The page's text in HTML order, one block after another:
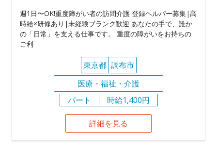
週1日〜OK!重度障がい者の訪問介護 登録ヘルパー募集|高
時給×研修あり|未経験ブランク歓迎 あなたの手で、誰か
の「日常」を支える仕事です。 重度の障がいをお持ちの
ご利
東京都 調布市
医療・福祉・介護
パート
時給1,400円
詳細を見る